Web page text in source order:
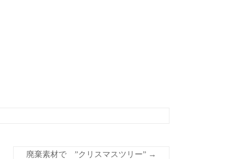
廃棄素材で ”クリスマスツリー” →